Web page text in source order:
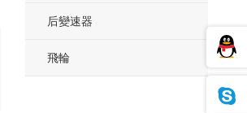
后變速器
飛輪